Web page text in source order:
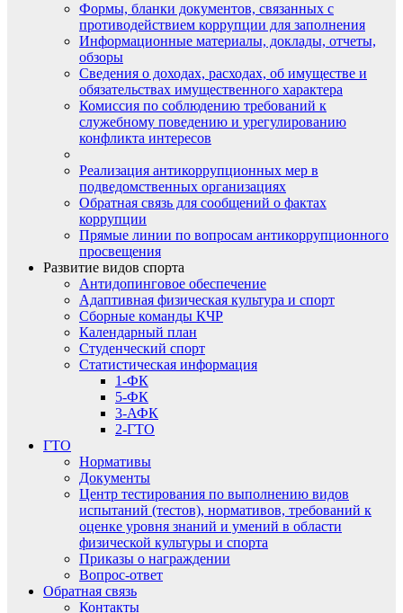
Формы, бланки документов, связанных с
противодействием коррупции для заполнения
Информационные материалы, доклады, отчеты,
обзоры
Сведения о доходах, расходах, об имуществе и
обязательствах имущественного характера
Комиссия по соблюдению требований к
служебному поведению и урегулированию
конфликта интересов
Реализация антикоррупционных мер в
подведомственных организациях
Обратная связь для сообщений о фактах
коррупции
Прямые линии по вопросам антикоррупционного
просвещения
Развитие видов спорта
Антидопинговое обеспечение
Адаптивная физическая культура и спорт
Сборные команды КЧР
Календарный план
Студенческий спорт
Статистическая информация
1-ФК
5-ФК
3-АФК
2-ГТО
ГТО
Нормативы
Документы
Центр тестирования по выполнению видов
испытаний (тестов), нормативов, требований к
оценке уровня знаний и умений в области
физической культуры и спорта
Приказы о награждении
Вопрос-ответ
Обратная связь
Контакты